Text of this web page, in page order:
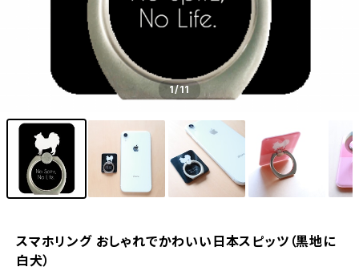
1/11
スマホリング おしゃれでかわいい日本スピッツ（黒地に
白犬）